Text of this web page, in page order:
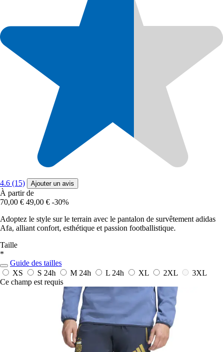
4.6 (15) Ajouter un avis
À partir de
70,00 € 49,00 € -30%
Adoptez le style sur le terrain avec le pantalon de survêtement adidas
Afa, alliant confort, esthétique et passion footballistique.
Taille
*
Guide des tailles
XS
S 24h M 24h L 24h XL 2XL
3XL
Ce champ est requis